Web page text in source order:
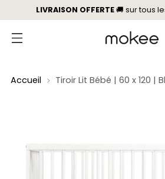
LIVRAISON OFFERTE🚚 sur tous
Accueil Tiroir Lit Bébé | 60 x 120 |